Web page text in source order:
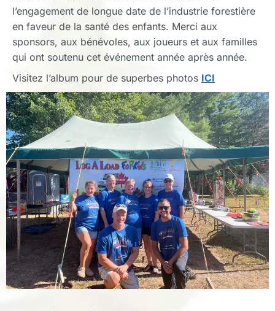
l’engagement de longue date de l’industrie forestière
en faveur de la santé des enfants. Merci aux
sponsors, aux bénévoles, aux joueurs et aux familles
qui ont soutenu cet événement année après année.
Visitez l’album pour de superbes photos ICI